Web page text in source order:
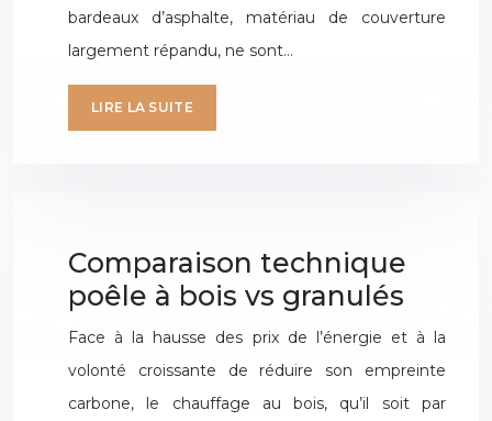
bardeaux d’asphalte, matériau de couverture
largement répandu, ne sont…
LIRE LA SUITE
Comparaison technique
poêle à bois vs granulés
Face à la hausse des prix de l’énergie et à la
volonté croissante de réduire son empreinte
carbone, le chauffage au bois, qu’il soit par